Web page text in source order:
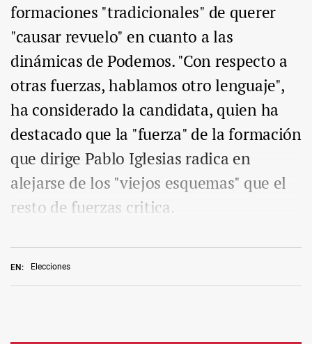
EN: Elecciones
formaciones "tradicionales" de querer
"causar revuelo" en cuanto a las
dinámicas de Podemos. "Con respecto a
otras fuerzas, hablamos otro lenguaje",
ha considerado la candidata, quien ha
destacado que la "fuerza" de la formación
que dirige Pablo Iglesias radica en
alejarse de los "viejos esquemas" que el
resto de fuerzas critica.